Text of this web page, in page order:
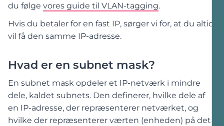
du følge vores guide til VLAN-tagging.
Hvis du betaler for en fast IP, sørger vi for, at du altid
vil få den samme IP-adresse.
Hvad er en subnet mask?
En subnet mask opdeler et IP-netværk i mindre
dele, kaldet subnets. Den definerer, hvilke dele af
en IP-adresse, der repræsenterer netværket, og
hvilke der repræsenterer værten (enheden) på det